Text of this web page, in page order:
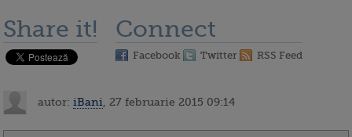
Share it! Connect
Facebook Twitter RSS Feed
autor: iBani , 27 februarie 2015 09:14